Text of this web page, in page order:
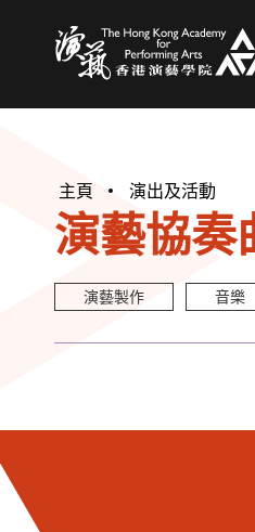
主頁 演出及活動
演藝協奏
演藝製作 音樂